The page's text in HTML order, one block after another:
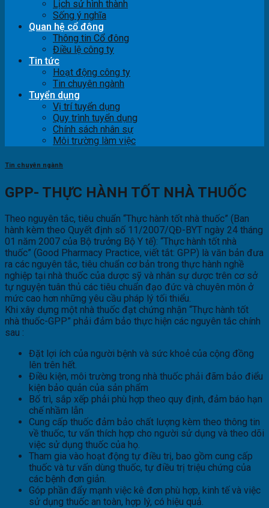
Lịch sử hình thành
Sống ý nghĩa
Quan hệ cổ đông
Thông tin Cổ đông
Điều lệ công ty
Tin tức
Hoạt động công ty
Tin chuyên ngành
Tuyển dụng
Vị trí tuyển dụng
Quy trình tuyển dụng
Chính sách nhân sự
Môi trường làm việc
Tin chuyên ngành
GPP- THỰC HÀNH TỐT NHÀ THUỐC
Theo nguyên tắc, tiêu chuẩn “Thực hành tốt nhà thuốc” (Ban
hành kèm theo Quyết định số 11/2007/QĐ-BYT ngày 24 tháng
01 năm 2007 của Bộ trưởng Bộ Y tế): “Thực hành tốt nhà
thuốc” (Good Pharmacy Practice, viết tắt: GPP) là văn bản đưa
ra các nguyên tắc, tiêu chuẩn cơ bản trong thực hành nghề
nghiệp tại nhà thuốc của dược sỹ và nhân sự dược trên cơ sở
tự nguyện tuân thủ các tiêu chuẩn đạo đức và chuyên môn ở
mức cao hơn những yêu cầu pháp lý tối thiểu.
Khi xây dựng một nhà thuốc đạt chứng nhận “Thực hành tốt
nhà thuốc-GPP” phải đảm bảo thực hiện các nguyên tắc chính
sau :
Đặt lợi ích của người bệnh và sức khoẻ của cộng đồng
lên trên hết.
Điều kiện, môi trường trong nhà thuốc phải đãm bảo điểu
kiện bảo quản của sản phẩm
Bố trì, sắp xếp phải phù hợp theo quy định, đảm báo hạn
chế nhầm lẫn
Cung cấp thuốc đảm bảo chất lượng kèm theo thông tin
về thuốc, tư vấn thích hợp cho người sử dụng và theo dõi
việc sử dụng thuốc của họ.
Tham gia vào hoạt động tự điều trị, bao gồm cung cấp
thuốc và tư vấn dùng thuốc, tự điều trị triệu chứng của
các bệnh đơn giản.
Góp phần đẩy mạnh việc kê đơn phù hợp, kinh tế và việc
sử dụng thuốc an toàn, hợp lý, có hiệu quả.